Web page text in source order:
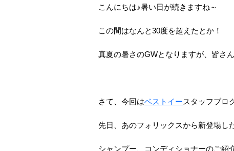
こんにちは♪暑い日が続きますね～
この間はなんと30度を超えたとか！
真夏の暑さのGWとなりますが、皆さ
さて、今回はベストイースタッフブロ
先日、あのフォリックスから新登場し
シャンプー、コンディショナーのご紹